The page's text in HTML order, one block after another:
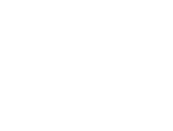
täglichen Tauchausfahrten im Juni